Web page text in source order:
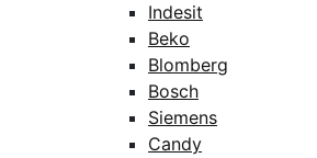
Indesit
Beko
Blomberg
Bosch
Siemens
Candy